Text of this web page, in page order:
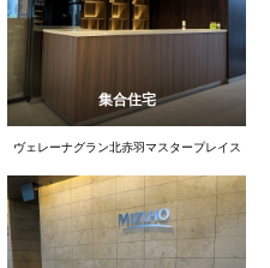
集合住宅
ヴェレーナグラン北赤羽マスタープレイス